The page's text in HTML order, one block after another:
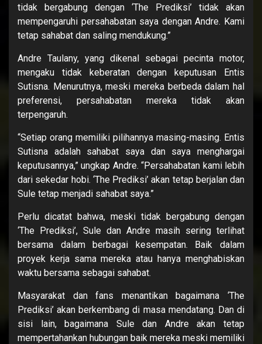
tidak bergabung dengan ‘The Prediksi’ tidak akan
mempengaruhi persahabatan saya dengan Andre. Kami
tetap sahabat dan saling mendukung.”
Andre Taulany, yang dikenal sebagai pecinta motor,
mengaku tidak keberatan dengan keputusan Entis
Sutisna. Menurutnya, meski mereka berbeda dalam hal
preferensi, persahabatan mereka tidak akan
terpengaruh.
“Setiap orang memiliki pilihannya masing-masing. Entis
Sutisna adalah sahabat saya dan saya menghargai
keputusannya,” ungkap Andre. “Persahabatan kami lebih
dari sekedar hobi. ‘The Prediksi’ akan tetap berjalan dan
Sule tetap menjadi sahabat saya.”
Perlu dicatat bahwa, meski tidak bergabung dengan
‘The Prediksi’, Sule dan Andre masih sering terlihat
bersama dalam berbagai kesempatan. Baik dalam
proyek kerja sama mereka atau hanya menghabiskan
waktu bersama sebagai sahabat.
Masyarakat dan fans menantikan bagaimana ‘The
Prediksi’ akan berkembang di masa mendatang. Dan di
sisi lain, bagaimana Sule dan Andre akan tetap
mempertahankan hubungan baik mereka meski memiliki